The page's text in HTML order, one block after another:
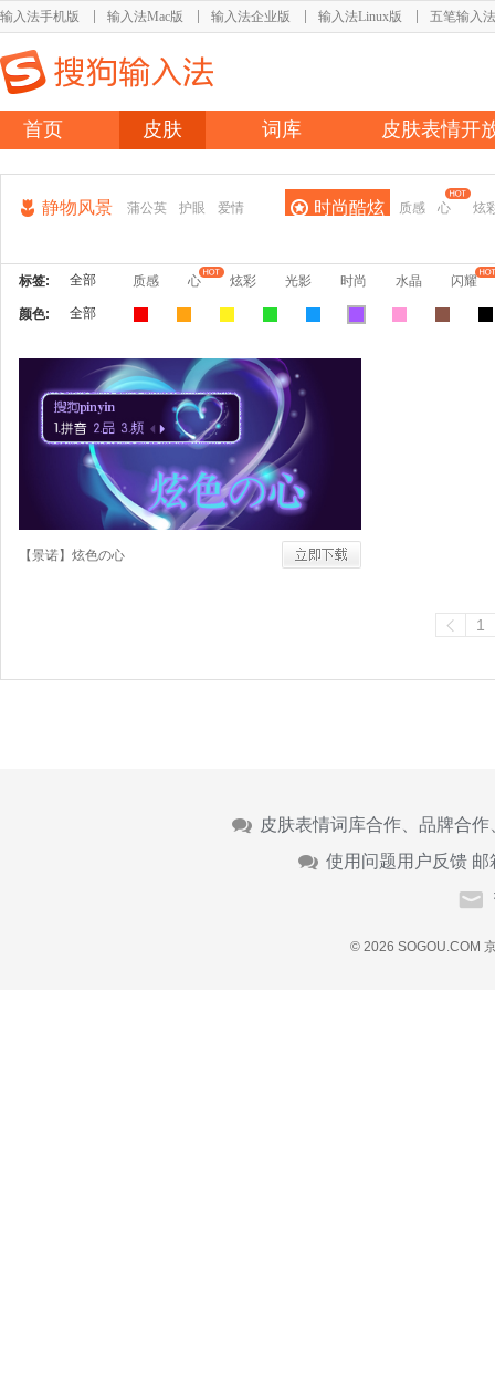
输入法手机版 输入法Mac版 输入法企业版 输入法Linux版 五笔输入法
首页 皮肤 词库 皮肤表情开
静物风景 蒲公英 护眼 爱情 时尚酷炫 质感 心 炫
标签: 全部 质感 心 炫彩 光影 时尚 水晶 闪耀
颜色: 全部
【景诺】炫色の心
1
皮肤表情词库合作、品牌合
使用问题用户反馈 邮
© 2026 SOGOU.COM